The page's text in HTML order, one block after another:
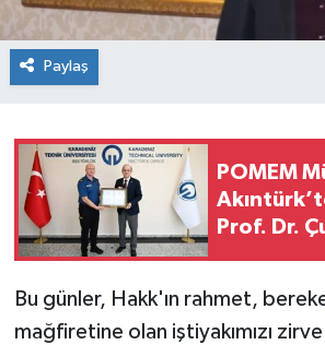
Paylaş
POMEM
Prof. Dr.
Bu günler, Hakk'ın rahmet,
mağfiretine olan iştiyakımızı